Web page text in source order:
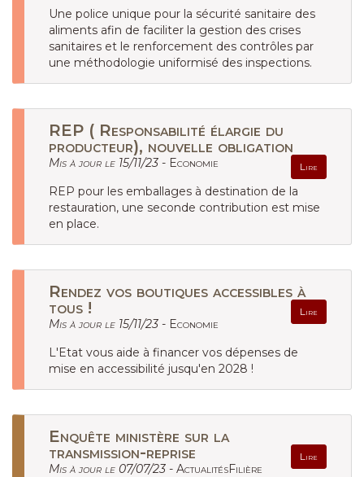
Une police unique pour la sécurité sanitaire des
aliments afin de faciliter la gestion des crises
sanitaires et le renforcement des contrôles par
une méthodologie uniformisé des inspections.
REP ( Responsabilité élargie du
producteur), nouvelle obligation
Lire
Mis à jour le 15/11/23 - Economie
REP pour les emballages à destination de la
restauration, une seconde contribution est mise
en place.
Rendez vos boutiques accessibles à
tous !
Lire
Mis à jour le 15/11/23 - Economie
L'Etat vous aide à financer vos dépenses de
mise en accessibilité jusqu'en 2028 !
Enquête ministère sur la
transmission-reprise
Lire
Mis à jour le 07/07/23 - ActualitésFilière